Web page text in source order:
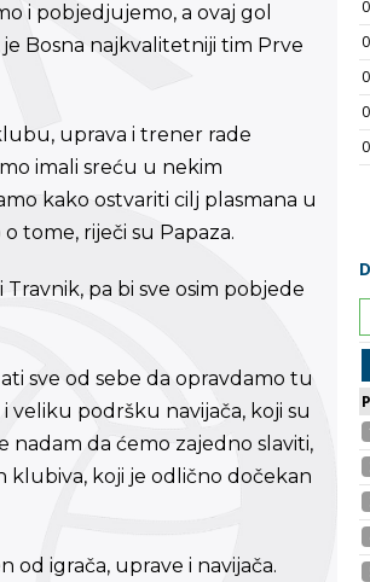
i pobjedjujemo, a ovaj gol
Bosna najkvalitetniji tim Prve
uprava i trener rade
imali sreću u nekim
kako ostvariti cilj plasmana u
tome, riječi su Papaza.
pa bi sve osim pobjede
sve od sebe da opravdamo tu
podršku navijača, koji su
da ćemo zajedno slaviti,
klubiva, koji je odlično dočekan
od igrača, uprave i navijača.